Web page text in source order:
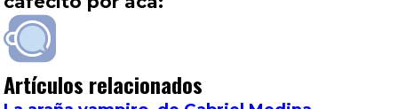
Artículos relacionados